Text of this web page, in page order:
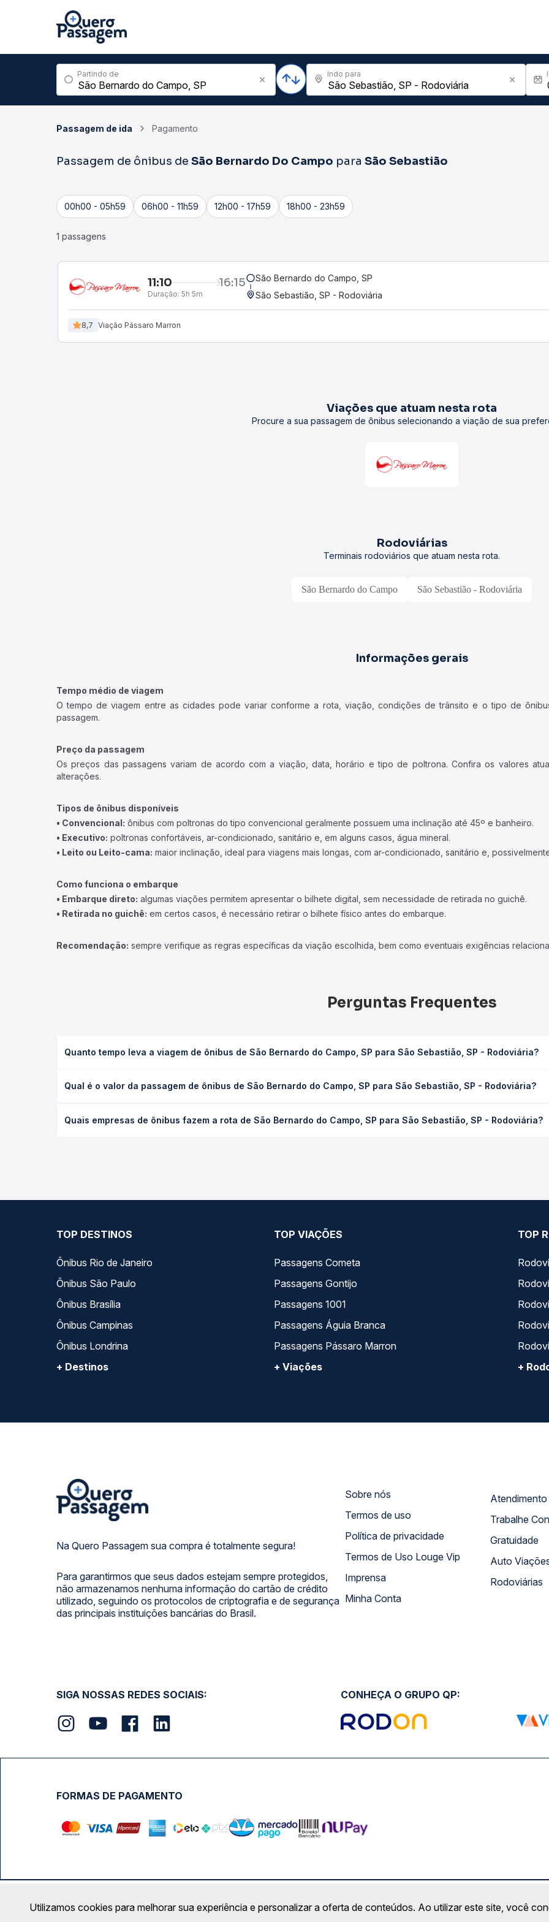
Partindo de Indo para
Passagem de ida Pagamento
Passagem de ônibus de São Bernardo Do Campo para São Sebastião
00h00 - 05h59 06h00 - 11h59 12h00 - 17h59 18h00 - 23h59
1 passagens
11:10 16:15
Duração: 5h 5m
São Bernardo do Campo, SP
São Sebastião, SP - Rodoviária
8,7 Viação Pássaro Marron
Viações que atuam nesta rota
Procure a sua passagem de ônibus selecionando a viação de sua
Rodoviárias
Terminais rodoviários que atuam nesta rota.
São Bernardo do Campo São Sebastião - Rodoviária
Informações gerais
Tempo médio de viagem
O tempo de viagem entre as cidades pode variar conforme a rota, viação, condições de trânsito e o tipo de
passagem.
Preço da passagem
Os preços das passagens variam de acordo com a viação, data, horário e tipo de poltrona. Confira os valores
alterações.
Tipos de ônibus disponíveis
• Convencional: ônibus com poltronas do tipo convencional geralmente possuem uma inclinação até 45º e banheiro.
• Executivo: poltronas confortáveis, ar-condicionado, sanitário e, em alguns casos, água mineral.
• Leito ou Leito-cama: maior inclinação, ideal para viagens mais longas, com ar-condicionado, sanitário e,
Como funciona o embarque
• Embarque direto: algumas viações permitem apresentar o bilhete digital, sem necessidade de retirada no guichê.
• Retirada no guichê: em certos casos, é necessário retirar o bilhete físico antes do embarque.
Recomendação: sempre verifique as regras específicas da viação escolhida, bem como eventuais exigências
Perguntas Frequentes
Quanto tempo leva a viagem de ônibus de São Bernardo do Campo, SP para São Sebastião, SP - Rodoviária?
(convencional, executivo ou leito) e as condições de tráfego. Na Quero Passagem você consulta os horários
Qual é o valor da passagem de ônibus de São Bernardo do Campo, SP para São Sebastião, SP - Rodoviária?
empresa, o tipo de poltrona e a antecedência da compra. Na Quero Passagem você compara os preços de todas as
Quais empresas de ônibus fazem a rota de São Bernardo do Campo, SP para São Sebastião, SP - Rodoviária?
TOP DESTINOS
Ônibus Rio de Janeiro
Ônibus São Paulo
Ônibus Brasília
Ônibus Campinas
Ônibus Londrina
+ Destinos
TOP VIAÇÕES
Passagens Cometa
Passagens Gontijo
Passagens 1001
Passagens Águia Branca
Passagens Pássaro Marron
+ Viações
TOP
+
Na Quero Passagem sua compra é totalmente segura!
Para garantirmos que seus dados estejam sempre protegidos,
não armazenamos nenhuma informação do cartão de crédito
utilizado, seguindo os protocolos de criptografia e de segurança
das principais instituições bancárias do Brasil.
Sobre nós
Termos de uso
Política de privacidade
Termos de Uso Louge Vip
Imprensa
Minha Conta
Trabalhe
Gratuidade
Auto
Rodoviárias
SIGA NOSSAS REDES SOCIAIS: CONHEÇA O GRUPO QP:
FORMAS DE PAGAMENTO
Calçada das Margaridas, 163 - Sala 02 - Condomínio Centro Comercial Alphaville, Barueri - SP | CEP: 06453-038 |
Utilizamos cookies para melhorar sua experiência e personalizar a oferta de conteúdos. Ao utilizar este site, você